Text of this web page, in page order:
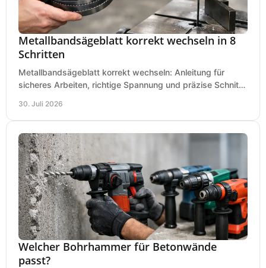
Metallbandsägeblatt korrekt wechseln in 8
Schritten
Metallbandsägeblatt korrekt wechseln: Anleitung für
sicheres Arbeiten, richtige Spannung und präzise Schnitte
30. Juli 2026
Welcher Bohrhammer für Betonwände
passt?